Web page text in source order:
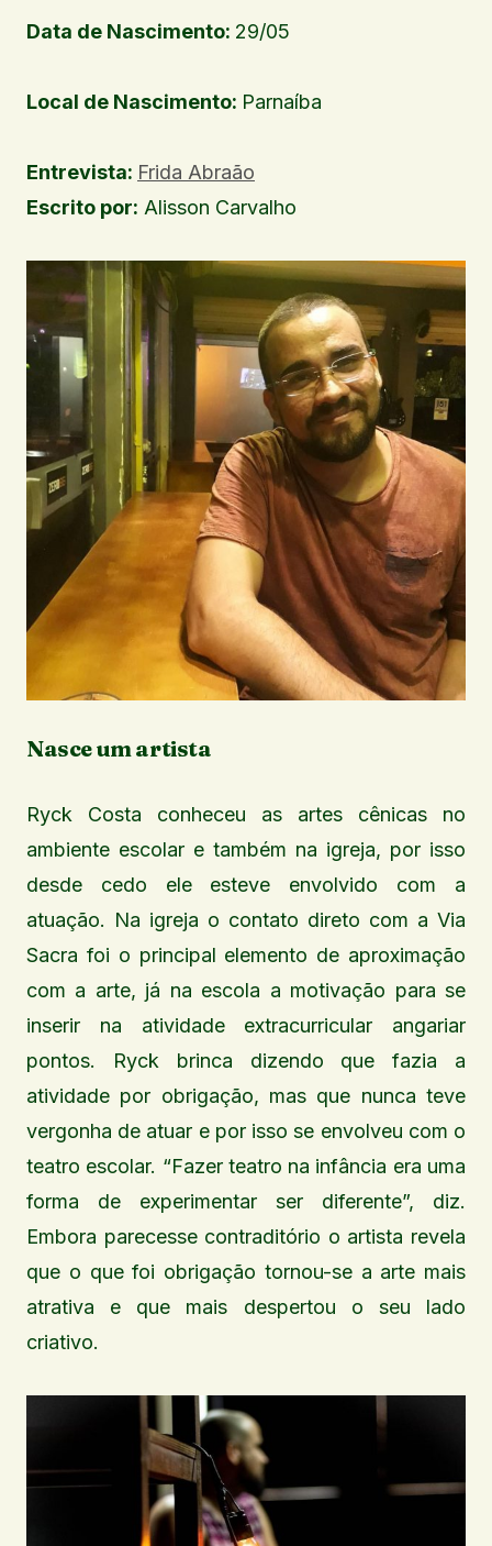
Data de Nascimento: 29/05
Local de Nascimento: Parnaíba
Entrevista: Frida Abraão
Escrito por: Alisson Carvalho
Nasce um artista
Ryck Costa conheceu as artes cênicas no
ambiente escolar e também na igreja, por isso
desde cedo ele esteve envolvido com a
atuação. Na igreja o contato direto com a Via
Sacra foi o principal elemento de aproximação
com a arte, já na escola a motivação para se
inserir na atividade extracurricular angariar
pontos. Ryck brinca dizendo que fazia a
atividade por obrigação, mas que nunca teve
vergonha de atuar e por isso se envolveu com o
teatro escolar. “Fazer teatro na infância era uma
forma de experimentar ser diferente”, diz.
Embora parecesse contraditório o artista revela
que o que foi obrigação tornou-se a arte mais
atrativa e que mais despertou o seu lado
criativo.